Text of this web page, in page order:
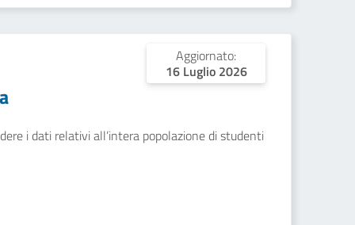
Aggiornato:
16 Luglio 2026
i dati relativi all’intera popolazione di studenti